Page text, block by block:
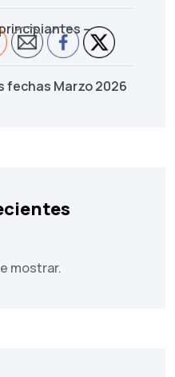
–
fechas Marzo 2026
mostrar.